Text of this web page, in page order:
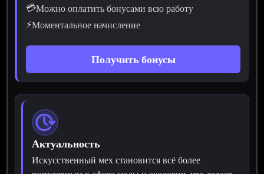
💳Можно оплатить бонусами всю работу
⚡Моментальное начисление
Получить бонусы
Актуальность
Искусственный мех становится всё более